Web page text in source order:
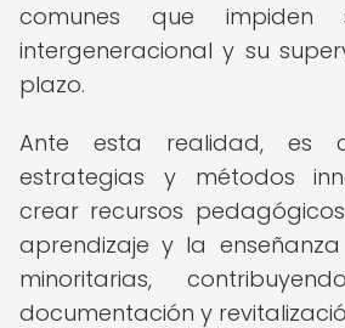
comunes que impiden
intergeneracional y su
plazo.
Ante esta realidad, es
estrategias y métodos
crear recursos
aprendizaje y la
minoritarias,
documentación y